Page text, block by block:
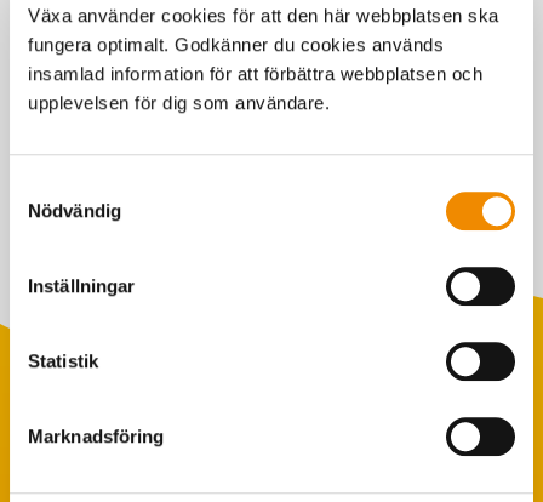
Växa använder cookies för att den här webbplatsen ska
fungera optimalt. Godkänner du cookies används
insamlad information för att förbättra webbplatsen och
upplevelsen för dig som användare.
Nödvändig
Inställningar
Statistik
Marknadsföring
Den effektivare kon äter mindre men producerar samma mängd
mjölk och kött som den mindre effektiva kon.
Populära sökningar
Foderstatistik